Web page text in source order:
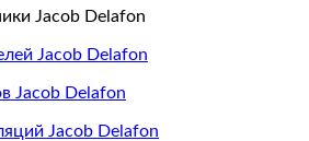
Jacob Delafon
Jacob Delafon
Jacob Delafon
Jacob Delafon